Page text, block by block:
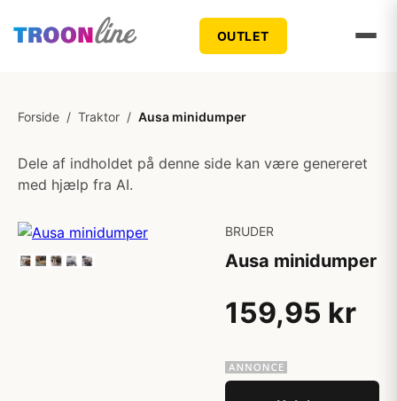
OUTLET
Forside / Traktor / Ausa minidumper
Dele af indholdet på denne side kan være genereret
med hjælp fra AI.
BRUDER
Ausa minidumper
159,95 kr